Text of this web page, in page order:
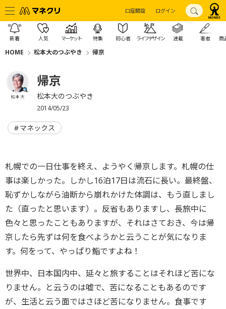
口座開設 ログイン
新着 人気 マーケット 特集 初心者 ライフデザイン 連載 著者 商
HOME 松本大のつぶやき 帰京
松本 大
帰京
松本大のつぶやき
2014/05/23
マネックス
札幌での一日仕事を終え、ようやく帰京します。札幌の仕
事は楽しかった。しかし16泊17日は流石に長い。最終盤、
恥ずかしながら油断から崩れかけた体調は、もう直しまし
た（直ったと思います）。反省もありますし、長旅中に
色々と思ったこともありますが、それはさておき、今は帰
京したら先ずは何を食べようかと云うことが気になりま
す。何をって、やっぱり鮨ですよね！
世界中、日本国内中、延々と旅することはそれほど苦にな
りません。と云うのは嘘で、苦になることもあるのです
が、生活と云う面ではさほど苦になりません。食事です